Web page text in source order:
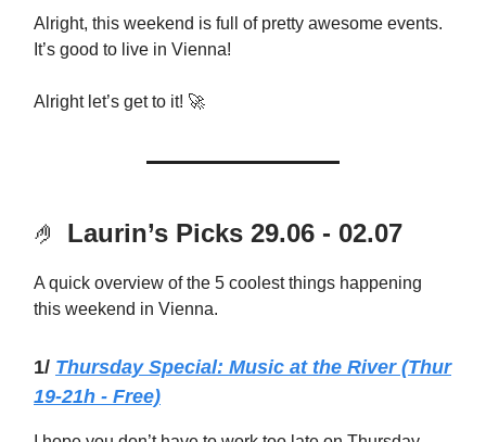
Alright, this weekend is full of pretty awesome events.
It’s good to live in Vienna!
Alright let’s get to it! 🚀
🤌 Laurin’s Picks 29.06 - 02.07
A quick overview of the 5 coolest things happening
this weekend in Vienna.
1/ Thursday Special: Music at the River (Thur
19-21h - Free)